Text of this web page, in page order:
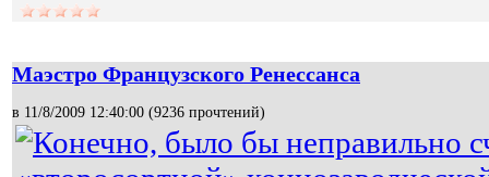
Маэстро Французского Ренессанса
в 11/8/2009 12:40:00 (9236 прочтений)
Конечно, было бы неправильно